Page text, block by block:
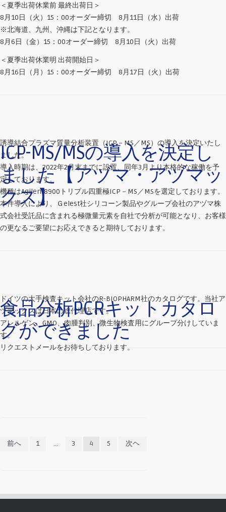
＜夏季出荷休業前 最終出荷日＞
8月10日（火）15：00オーダー締切 8月11日（水）出荷
※北海道、九州、沖縄は下記となります。
8月6日（金）15：00オーダー締切 8月10日（火）出荷
＜夏季出荷休業明 出荷開始日＞
8月16日（月）15：00オーダー締切 8月17日（火）出荷
ICP-MS/MSの導入を決定し
ました【アヅマ・アヅマッ
クス】
誘導結合プラズマ質量分析装置（ICP－MS／MS）の導入を決定いたし
ました。
導入時期は、2022年2月末までに設置、同年3月より本格的な稼働を予
定しております。
機種はAgilent8900トリプル四重極ICP－MS／MSを選定しております。
本件導入により、Ｇelest社シリコーン製品やグループ会社のアヅマ株
式会社受託品に含まれる極微量元素を自社で分析が可能となり、お客様
の更なるご要望にお応えできると期待しております。
食品分析PCRキットカタロ
グができました
ドイツの大手検査キット会社のR-BIOPHARM社のカタログです。当社ア
ヅマックスは日本の総代理店です。
アレルゲン、GMO、肉腫判別、微生物検査用にグループ分けしていま
す。
リクエストメールをお待ちしております。
投
ペ
前へ 1 … 3 4 5 次ヘ